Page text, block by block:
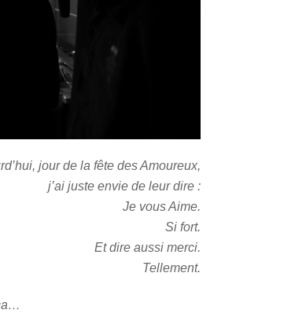
jour de la fête des Amoureux,
j’ai juste envie de leur dire :
Je vous Aime.
Si fort.
Et dire aussi merci.
Tellement.